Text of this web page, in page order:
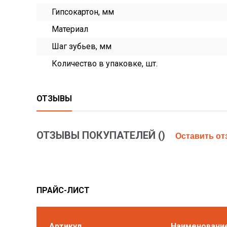
Гипсокартон, мм
Материал
Шаг зубьев, мм
Количество в упаковке, шт.
ОТЗЫВЫ
ОТЗЫВЫ ПОКУПАТЕЛЕЙ () Оставить
ПРАЙС-ЛИСТ